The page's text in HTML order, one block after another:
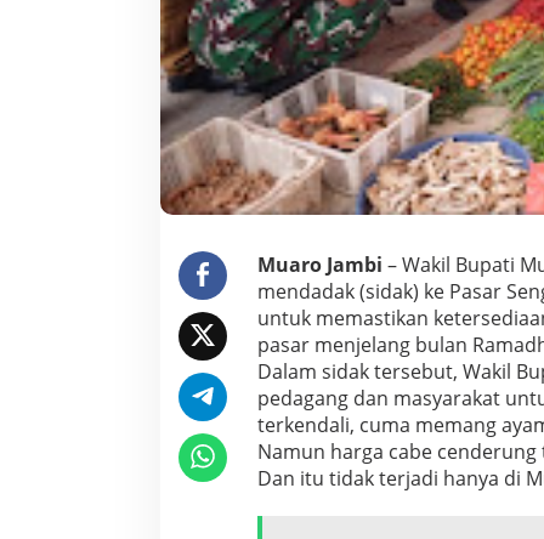
d
i
a
a
n
B
a
h
n
o
o
k
j
e
l
a
n
g
R
Muaro Jambi – Wakil Bupati
mendadak (sidak) ke Pasar
untuk memastikan
pasar menjelang bulan
Dalam sidak tersebut, Wakil
pedagang dan masyarakat
terkendali, cuma memang
Namun harga cabe
Dan itu tidak terjadi hanya di